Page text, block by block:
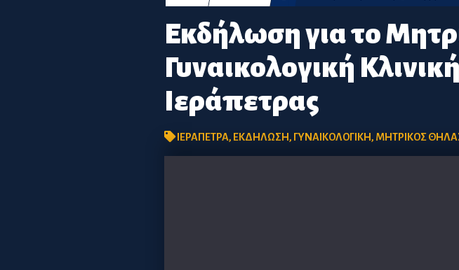
Εκδήλωση για το
Γυναικολογική
Ιεράπετρας
ΙΕΡΑΠΕΤΡΑ, ΕΚΔΗΛΩΣΗ, ΓΥΝΑΙΚΟΛΟΓΙΚΗ, ΜΗΤΡΙΚΟΣ